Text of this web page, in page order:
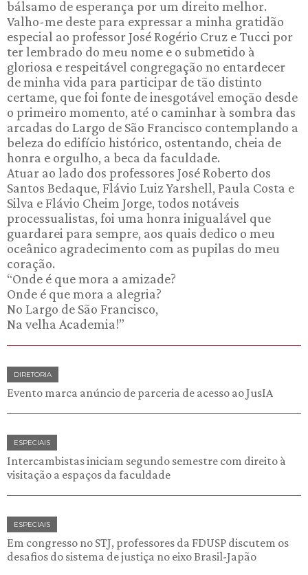
bálsamo de esperança por um direito melhor.
Valho-me deste para expressar a minha gratidão
especial ao professor José Rogério Cruz e Tucci por
ter lembrado do meu nome e o submetido à
gloriosa e respeitável congregação no entardecer
de minha vida para participar de tão distinto
certame, que foi fonte de inesgotável emoção desde
o primeiro momento, até o caminhar à sombra das
arcadas do Largo de São Francisco contemplando a
beleza do edifício histórico, ostentando, cheia de
honra e orgulho, a beca da faculdade.
Atuar ao lado dos professores José Roberto dos
Santos Bedaque, Flávio Luiz Yarshell, Paula Costa e
Silva e Flávio Cheim Jorge, todos notáveis
processualistas, foi uma honra inigualável que
guardarei para sempre, aos quais dedico o meu
oceânico agradecimento com as pupilas do meu
coração.
“Onde é que mora a amizade?
Onde é que mora a alegria?
No Largo de São Francisco,
Na velha Academia!”
DIRETORIA
Evento marca anúncio de parceria de acesso ao JusIA
ESPECIAIS
Intercambistas iniciam segundo semestre com direito à
visitação a espaços da faculdade
ESPECIAIS
Em congresso no STJ, professores da FDUSP discutem os
desafios do sistema de justiça no eixo Brasil-Japão